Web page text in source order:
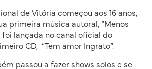
de Vitória começou aos 16 anos,
primeira música autoral, “Menos
foi lançada no canal oficial do
CD, “Tem amor Ingrato”.
passou a fazer shows solos e se